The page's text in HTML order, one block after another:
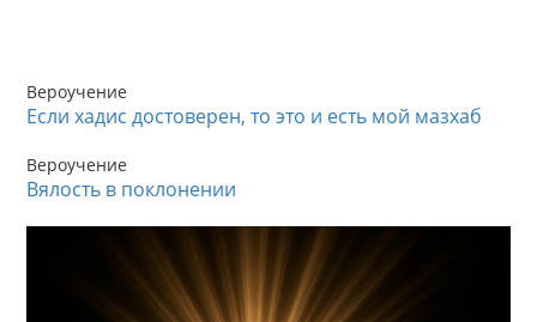
Вероучение
Если хадис достоверен, то это и есть мой мазхаб
Вероучение
Вялость в поклонении